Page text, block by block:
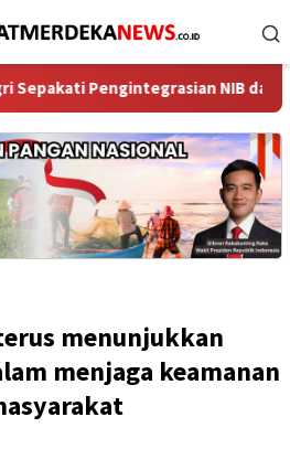
NIB dan NOP
menunjukkan
menjaga keamanan